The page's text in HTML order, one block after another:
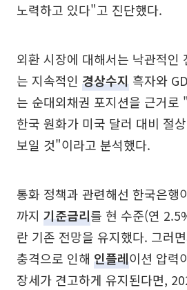
노력하고 있다"고 진단했다.
외환 시장에 대해서는 낙관적인
는 지속적인 경상수지 흑자와
는 순대외채권 포지션을 근거로
한국 원화가 미국 달러 대비 절
보일 것"이라고 분석했다.
통화 정책과 관련해선 한국은행
까지 기준금리를 현 수준(연
란 기존 전망을 유지했다. 그러
충격으로 인해 인플레이션 압력
장세가 견고하게 유지된다면,